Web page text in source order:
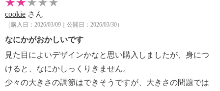
cookie さん
（購入日：2026/03/09｜公開日：2026/03/30）
なにかがおかしいです
見た目によいデザインかなと思い購入しましたが、身につ
けると、なにかしっくりきません。
少々の大きさの調節はできそうですが、大きさの問題では